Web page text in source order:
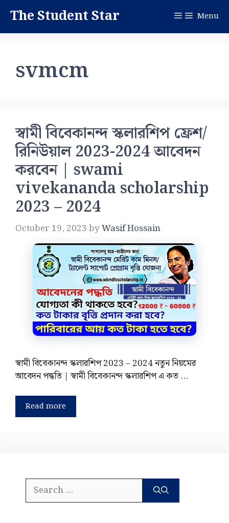
content
The Student Star Menu
svmcm
স্বামী বিবেকানন্দ স্কলারশিপ ফ্রেশ/
রিনিউয়াল 2023-2024 আবেদন
করবেন | swami
vivekananda scholarship
2023 – 2024
October 19, 2023byWasif Hossain
স্বামী বিবেকানন্দ স্কলারশিপ 2023 – 2024 নতুন নিয়মের
আবেদন পদ্ধতি | স্বামী বিবেকানন্দ স্কলারশিপ এ কত …
Read more
Search
for: